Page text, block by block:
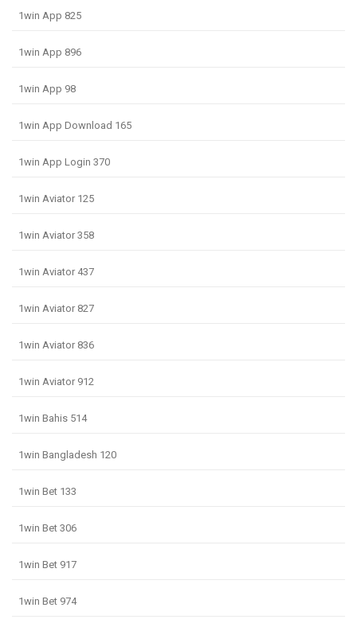
1win App 825
1win App 896
1win App 98
1win App Download 165
1win App Login 370
1win Aviator 125
1win Aviator 358
1win Aviator 437
1win Aviator 827
1win Aviator 836
1win Aviator 912
1win Bahis 514
1win Bangladesh 120
1win Bet 133
1win Bet 306
1win Bet 917
1win Bet 974